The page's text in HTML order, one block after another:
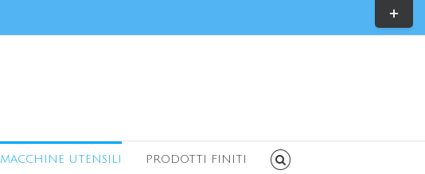
MACCHINE UTENSILI PRODOTTI FINITI
Toggle
Sliding